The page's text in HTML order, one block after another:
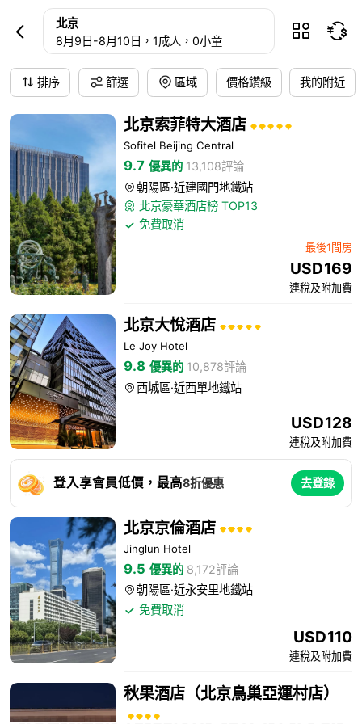
北京酒店預訂

北京
8月9日 -8月10日 ，1成人，0小童
 
排序 篩選 區域 價格鑽級 我的附近
北京索菲特大酒店
Sofitel Beijing Central
9.7 優異的 13,108評論
 朝陽區·近建國門地鐵站
 北京豪華酒店榜 TOP13
 免費取消
最後1間房
USD169
連稅及附加費
北京大悅酒店
Le Joy Hotel
9.8 優異的 10,878評論
 西城區·近西單地鐵站
USD128
連稅及附加費
登入享會員低價，最高8折優惠 去登錄
北京京倫酒店
Jinglun Hotel
9.5 優異的 8,172評論
 朝陽區·近永安里地鐵站
 免費取消
USD110
連稅及附加費
秋果酒店（北京鳥巢亞運村店）